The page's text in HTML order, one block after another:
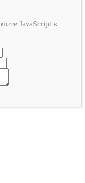
JavaScript в